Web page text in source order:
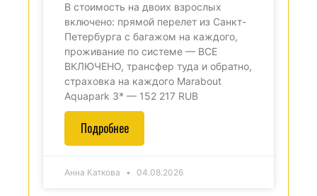
В стоимость на двоих взрослых
включено: прямой перелет из Санкт-
Петербурга с багажом на каждого,
проживание по системе — ВСЕ
ВКЛЮЧЕНО, трансфер туда и обратно,
страховка на каждого Marabout
Aquapark 3* — 152 217 RUB
Подробнее
Анна Каткова 04.08.2026